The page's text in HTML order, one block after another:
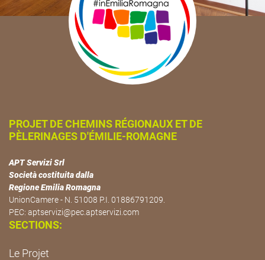
PROJET DE CHEMINS RÉGIONAUX ET DE
PÈLERINAGES D'ÉMILIE-ROMAGNE
APT Servizi Srl
Società costituita dalla
Regione Emilia Romagna
UnionCamere - N. 51008 P.I. 01886791209.
PEC: aptservizi@pec.aptservizi.com
SECTIONS:
Le Projet